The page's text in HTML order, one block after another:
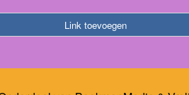
Link toevoegen